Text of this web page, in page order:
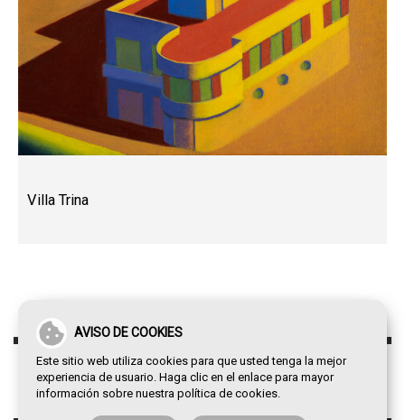
AVISO DE COOKIES
Este sitio web utiliza cookies para que usted tenga la mejor
experiencia de usuario. Haga clic en el enlace para mayor
información sobre nuestra política de cookies.
Villa Trina